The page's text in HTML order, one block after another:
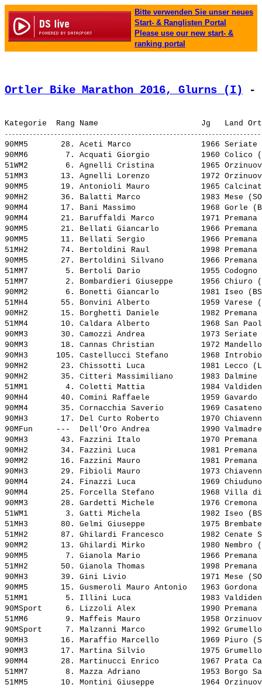
Bitte verwenden Sie unser neues
Start- & Ranglisten Portal
Please use our new start- &
ranking portal
Ortler Bike Marathon 2016, Glurns (I) -
90MM5       28. Aceti Marco
1966
90MM6        7. Acquati Giorgio
1960
51WM2        6. Agnelli Cristina
1965
51MM3       13. Agnelli Lorenzo
1972
90MM5       19. Antonioli Mauro
1965
90MH2       36. Balatti Marco
1983
90MM4       17. Bani Massimo
1968 Gorle
90MM4       21. Baruffaldi Marco
1971
90MM5       21. Bellati Giancarlo
1966
90MM5       11. Bellati Sergio
1966
51MH2       74. Bertoldini Raul
1998
90MM5       27. Bertoldini Silvano
1966
51MM7        5. Bertoli Dario
1955
51MM7        2. Bombardieri Giuseppe
1956
90MM2        6. Bonetti Giancarlo
1981 Iseo
51MH4       55. Bonvini Alberto
1959
90MH2       15. Borghetti Daniele
1982
51MM4       10. Caldara Alberto
1968 San
90MM3       30. Camozzi Andrea
1973
90MM3       18. Cannas Christian
1972
90MH3      105. Castellucci Stefano
1968
90MH2       23. Chissotti Luca
1981
90MH2       35. Citteri Massimiliano
1983
51MM1        4. Coletti Mattia
1984
90MH4       40. Comini Raffaele
1959
90MM4       35. Cornacchia Saverio
1969
90MH3       17. Del Curto Roberto
1970
90MFun     --- Dell'Oro Andrea
1990
90MH3       43. Fazzini Italo
1970
90MH2       34. Fazzini Luca
1981
90MM2       16. Fazzini Mauro
1981
90MH3       29. Fibioli Mauro
1973
90MM4       24. Finazzi Luca
1969
90MM4       25. Forcella Stefano
1968 Villa
90MM3       28. Gardetti Michele
1976
51WM1        3. Gatti Michela
1982 Iseo
51MH3       80. Gelmi Giuseppe
1975
51MH2       87. Ghilardi Francesco
1982
90MM2       13. Ghilardi Mirko
1980
90MM5        7. Gianola Mario
1966
51MH2       50. Gianola Thomas
1998
90MH3       39. Gini Livio
1971 Mese
90MM5       15. Gusmeroli Mauro Antonio
1963
51MM1        5. Illini Luca
1983
90MSport     6. Lizzoli Alex
1990
51MM6        9. Maffeis Mauro
1958
90MSport     7. Malzanni Marco
1992
90MH3       16. Maraffio Marcello
1969 Piuro
90MM3       17. Martina Silvio
1975
90MM4       28. Martinucci Enrico
1967
51MM7        8. Mazza Adriano
1953 Borgo
51MM5       10. Montini Giuseppe
1964